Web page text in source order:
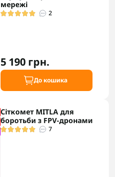
мережі
2
5 190 грн.
До кошика
Сіткомет MITLA для
боротьби з FPV-дронами
7